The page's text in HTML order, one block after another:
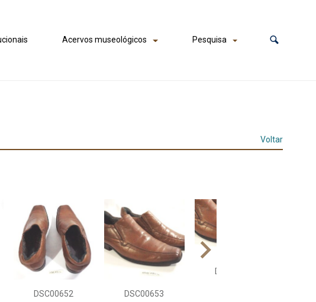
Acervos museológicos Pesquisa
Voltar
DSC00652 DSC00653
DSC00654